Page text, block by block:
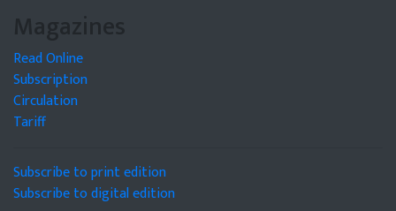
Magazines
Read Online
Subscription
Circulation
Tariff
Subscribe to print edition
Subscribe to digital edition